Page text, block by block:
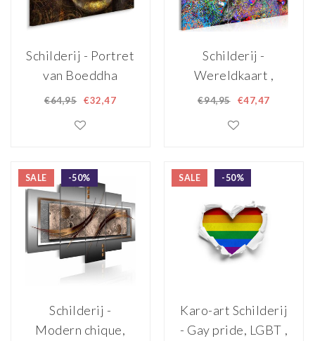
Schilderij - Portret
van Boeddha
70x50cm
€64,95 €32,47
Schilderij -
Wereldkaart ,
Kleurrijke
120x80cm
€94,95 €47,47
SALE -50%
Schilderij -
Modern chique,
SALE -50%
Karo-art Schilderij
- Gay pride, LGBT ,